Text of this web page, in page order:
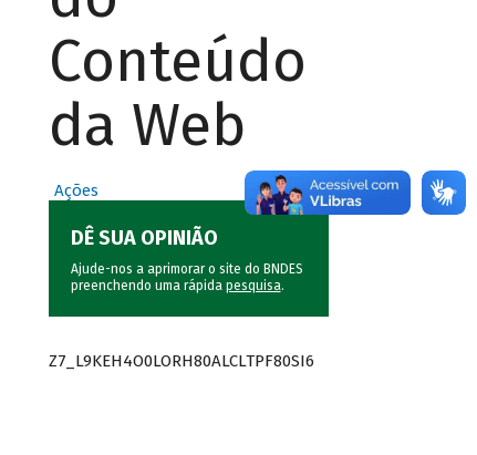
Conteúdo
da Web
Ações
DÊ SUA OPINIÃO
Ajude-nos a aprimorar o site do BNDES
preenchendo uma rápida pesquisa.
Z7_L9KEH4O0LORH80ALCLTPF80SI6